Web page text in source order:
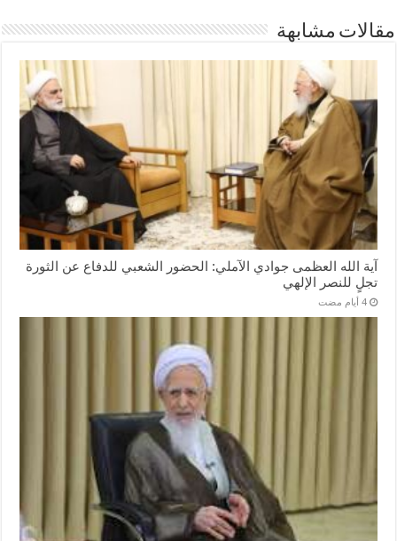
مقالات مشابهة
آية الله العظمى جوادي الآملي: الحضور الشعبي للدفاع عن الثورة
تجلٍ للنصر الإلهي
‏4 أيام مضت